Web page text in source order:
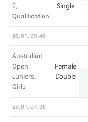
2,
Qualification
Single
26.01, 09:45
Australian
Open
Juniors,
Girls
Female
Double
25.01, 07:30